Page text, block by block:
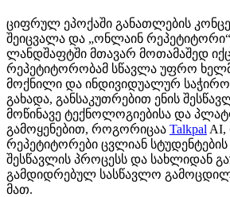
ციფრულ ეპოქაში განათლების
შეიცვალა და „ონლაინ
ლანდშაფტში მთავარ მოთამაშედ
რეპეტიტორობამ სწავლა უფრო
მოქნილი და ინდივიდუალურ
გახადა, განსაკუთრებით ენის
მოწინავე ტექნოლოგიებისა და
გამოყენებით, როგორიცაა Talkpal AI,
რეპეტიტორები ცვლიან სტუდენტების
შესწავლის პროცესს და სახლიდან
გამდიდრებულ სასწავლო
მათ.